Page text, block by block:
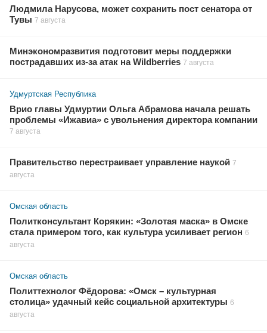
Людмила Нарусова, может сохранить пост сенатора от
Тувы 7 августа
Минэкономразвития подготовит меры поддержки
пострадавших из-за атак на Wildberries 7 августа
Удмуртская Республика
Врио главы Удмуртии Ольга Абрамова начала решать
проблемы «Ижавиа» с увольнения директора компании
7 августа
Правительство перестраивает управление наукой 7
августа
Омская область
Политконсультант Корякин: «Золотая маска» в Омске
стала примером того, как культура усиливает регион 6
августа
Омская область
Политтехнолог Фёдорова: «Омск – культурная
столица» удачный кейс социальной архитектуры 6
августа